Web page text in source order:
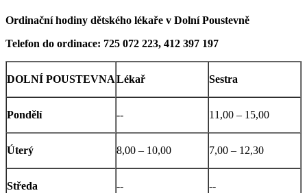
Ordinační hodiny dětského lékaře v Dolní Poustevně
Telefon do ordinace: 725 072 223, 412 397 197
DOLNÍ POUSTEVNALékař Sestra
Pondělí -- 11,00 – 15,00
Úterý 8,00 – 10,00 7,00 – 12,30
Středa -- --